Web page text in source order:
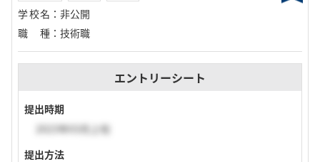
学校名 ： 非公開
職種 ： 技術職
エントリーシート
提出時期
2023年03月上旬
提出方法